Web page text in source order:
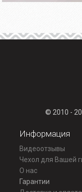
© 2010 -
Информация
Видеоотзывы
Чехол для Вашей
О нас
Гарантии